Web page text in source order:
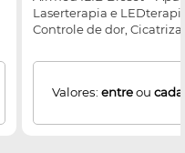
Laserterapia e
Controle de dor,
Inflamatórias e
Valores: entreou